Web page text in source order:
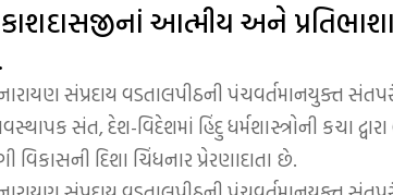
આત્મીય અને
સંપ્રદાય વડતાલપીઠની પંચવર્તમાનયુક્ત
સંત, દેશ-વિદેશમાં હિંદુ ધર્મશાસ્ત્રોની કચા
દિશા ચિંધનાર પ્રેરણાદાતા છે.